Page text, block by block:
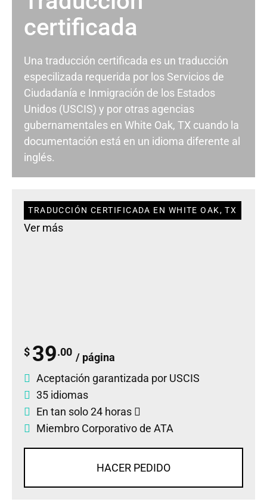
certificada
Una traducción certificada es un traducción
especilizada requerida por los Servicios de
Ciudadanía e Inmigración de los Estados
Unidos (USCIS) y por otras agencias
gubernamentales en White Oak, TX cuando la
documentación está en un idioma diferente al
inglés.
TRADUCCIÓN CERTIFICADA EN WHITE OAK, TX
Ver más
$ 39.00 / página
Aceptación garantizada por USCIS
35 idiomas
En tan solo 24 horas
Miembro Corporativo de ATA
HACER PEDIDO